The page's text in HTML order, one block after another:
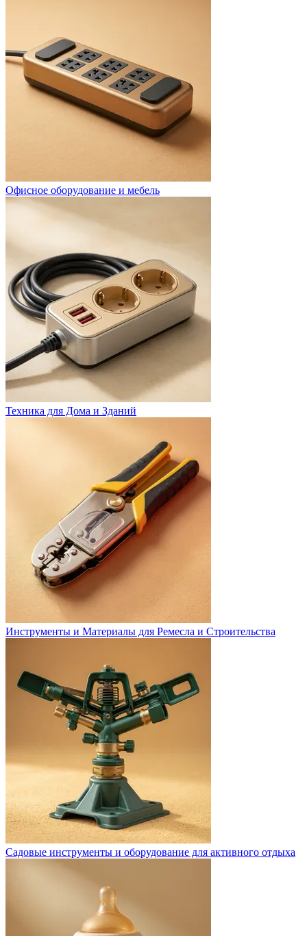
Офисное оборудование и мебель
Техника для Дома и Зданий
Инструменты и Материалы для Ремесла и Строительства
Садовые инструменты и оборудование для активного отдыха